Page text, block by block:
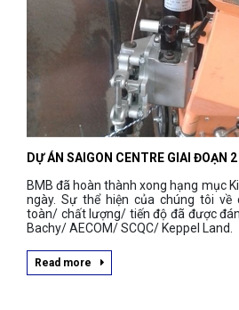
DỰ ÁN SAIGON CENTRE GIAI ĐOẠN
BMB đã hoàn thành xong hạng mục
ngày. Sự thể hiện của chúng tôi
toàn/ chất lượng/ tiến độ đã được
Bachy/ AECOM/ SCQC/ Keppel Land.
Read more